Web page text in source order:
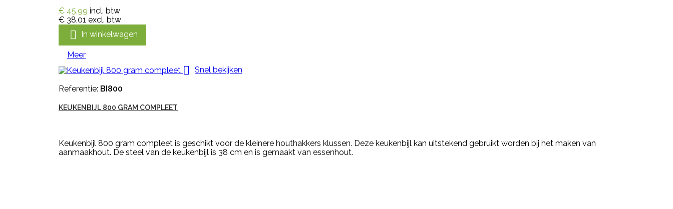
€ 45,99 incl. btw
€ 38,01 excl. btw
 In winkelwagen
Meer
 Snel bekijken
Referentie: BI800
KEUKENBIJL 800 GRAM COMPLEET
Keukenbijl 800 gram compleet is geschikt voor de kleinere houthakkers klussen. Deze keukenbijl kan uitstekend gebruikt worden bij het maken van
aanmaakhout. De steel van de keukenbijl is 38 cm en is gemaakt van essenhout.